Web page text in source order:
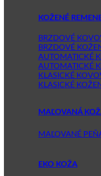
KOŽENÉ
BRZDOVÉ
BRZDOVÉ
AUTOMATICKÉ
AUTOMATICKÉ
KLASICKÉ
KLASICKÉ
MAĽOVANÁ
MAĽOVANÉ
EKO KOŽA